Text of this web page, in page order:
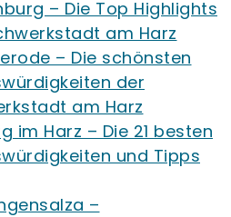
– Die Top Highlights
am Harz
– Die schönsten
der
am Harz
im Harz – Die 21 besten
und Tipps
–